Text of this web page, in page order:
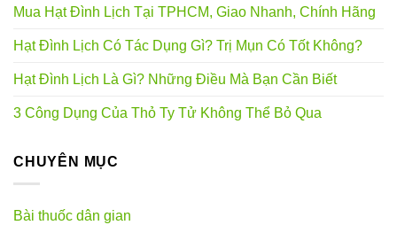
Mua Hạt Đình Lịch Tại TPHCM, Giao Nhanh, Chính Hãng
Hạt Đình Lịch Có Tác Dụng Gì? Trị Mụn Có Tốt Không?
Hạt Đình Lịch Là Gì? Những Điều Mà Bạn Cần Biết
3 Công Dụng Của Thỏ Ty Tử Không Thể Bỏ Qua
CHUYÊN MỤC
Bài thuốc dân gian